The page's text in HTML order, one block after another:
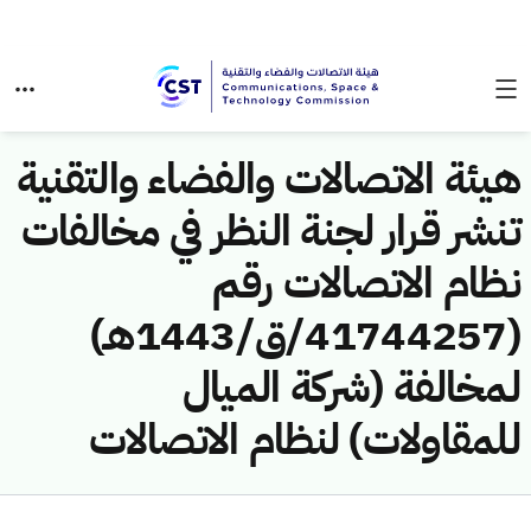
هيئة الاتصالات والفضاء والتقنية
تنشر قرار لجنة النظر في مخالفات
نظام الاتصالات رقم
(41744257/ق/1443هـ)
لمخالفة (شركة الميال
للمقاولات) لنظام الاتصالات